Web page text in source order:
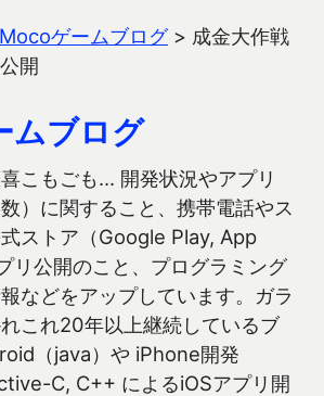
Mocoゲームブログ> 成金大作戦
開
ムブログ
こもごも… 開発状況やアプリ
数）に関すること、携帯電話やス
ストア（Google Play, App
リ公開のこと、プログラミング
などをアップしています。ガラ
これ20年以上継続しているブ
（java）や iPhone開発
C, C++ によるiOSアプリ開